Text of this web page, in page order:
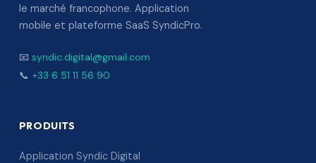
le marché francophone. Application
mobile et plateforme SaaS SyndicPro.
📧 syndic.digital@gmail.com
📞 +33 6 51 11 56 90
PRODUITS
Application Syndic Digital